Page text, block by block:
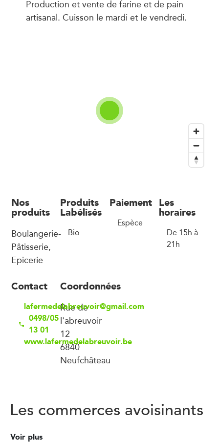
Production et vente de farine et de pain
artisanal. Cuisson le mardi et le vendredi.
Nos
produits
Boulangerie-
Pâtisserie,
Epicerie
Produits
Labélisés
Bio
Paiement
Espèce
Les
horaires
De 15h à
21h
Contact
lafermedelabreuvoir@gmail.com
0498/05
13 01
www.lafermedelabreuvoir.be
Coordonnées
Rue de
l'abreuvoir
12
6840
Neufchâteau
Les commerces avoisinants
Voir plus